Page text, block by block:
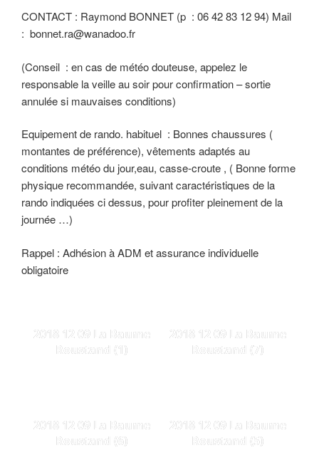
CONTACT : Raymond BONNET (p : 06 42 83 12 94) Mail
: bonnet.ra@wanadoo.fr
(Conseil : en cas de météo douteuse, appelez le
responsable la veille au soir pour confirmation – sortie
annulée si mauvaises conditions)
Equipement de rando. habituel : Bonnes chaussures (
montantes de préférence), vêtements adaptés au
conditions météo du jour,eau, casse-croute , ( Bonne forme
physique recommandée, suivant caractéristiques de la
rando indiquées ci dessus, pour profiter pleinement de la
journée …)
Rappel : Adhésion à ADM et assurance individuelle
obligatoire
2018 12 09 La Baume
Roustand (1)
2018 12 09 La Baume
Roustand (7)
2018 12 09 La Baume
Roustand (6)
2018 12 09 La Baume
Roustand (5)